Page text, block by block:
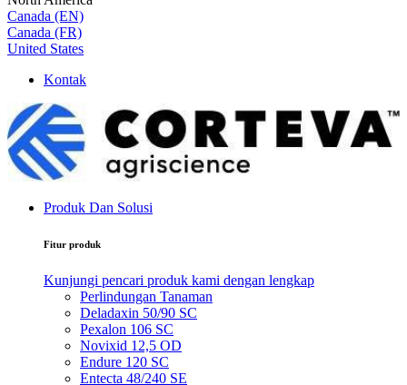
Canada (EN)
Canada (FR)
United States
Kontak
Produk Dan Solusi
Fitur produk
Kunjungi pencari produk kami dengan lengkap
Perlindungan Tanaman
Deladaxin 50/90 SC
Pexalon 106 SC
Novixid 12,5 OD
Endure 120 SC
Entecta 48/240 SE